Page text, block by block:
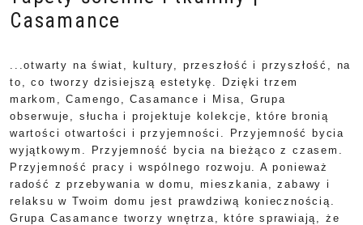
Casamance
...otwarty na świat, kultury, przeszłość i przyszłość, na
to, co tworzy dzisiejszą estetykę. Dzięki trzem
markom, Camengo, Casamance i Misa, Grupa
obserwuje, słucha i projektuje kolekcje, które bronią
wartości otwartości i przyjemności. Przyjemność bycia
wyjątkowym. Przyjemność bycia na bieżąco z czasem.
Przyjemność pracy i wspólnego rozwoju. A ponieważ
radość z przebywania w domu, mieszkania, zabawy i
relaksu w Twoim domu jest prawdziwą koniecznością.
Grupa Casamance tworzy wnętrza, które sprawiają, że